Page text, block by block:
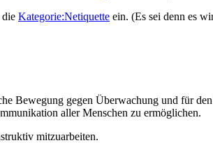
die Kategorie:Netiquette ein. (Es sei denn es
Bewegung gegen Überwachung und für
aller Menschen zu ermöglichen.
mitzuarbeiten.